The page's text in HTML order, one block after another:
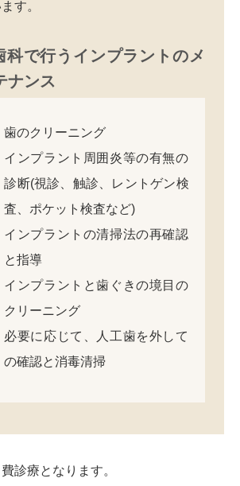
す。
科で行うインプラントのメ
ナンス
歯のクリーニング
インプラント周囲炎等の有無の
診断(視診、触診、レントゲン検
査、ポケット検査など)
インプラントの清掃法の再確認
と指導
インプラントと歯ぐきの境目の
クリーニング
必要に応じて、人工歯を外して
の確認と消毒清掃
診療となります。